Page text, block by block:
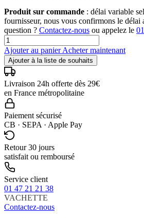
Produit sur commande : délai variable
fournisseur, nous vous confirmons le délai
question ? Contactez-nous ou appelez le
Ajouter au panierAcheter maintenant
Ajouter à la liste de souhaits
Livraison 24h offerte dès 29€
en France métropolitaine
Paiement sécurisé
CB · SEPA · Apple Pay
Retour 30 jours
satisfait ou remboursé
Service client
01 47 21 21 38
VACHETTE
Contactez-nous